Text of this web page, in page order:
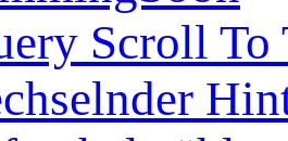
Scroll To